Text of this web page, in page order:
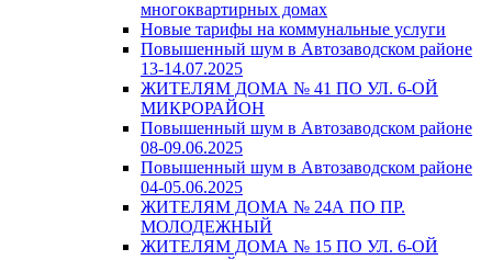
многоквартирных домах
Новые тарифы на коммунальные услуги
Повышенный шум в Автозаводском районе
13-14.07.2025
ЖИТЕЛЯМ ДОМА № 41 ПО УЛ. 6-ОЙ
МИКРОРАЙОН
Повышенный шум в Автозаводском районе
08-09.06.2025
Повышенный шум в Автозаводском районе
04-05.06.2025
ЖИТЕЛЯМ ДОМА № 24А ПО ПР.
МОЛОДЕЖНЫЙ
ЖИТЕЛЯМ ДОМА № 15 ПО УЛ. 6-ОЙ